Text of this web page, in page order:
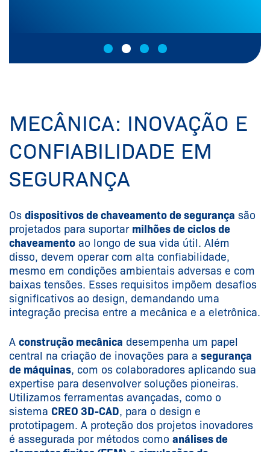
MECÂNICA: INOVAÇÃO E
CONFIABILIDADE EM
SEGURANÇA
Os dispositivos de chaveamento de segurança são
projetados para suportar milhões de ciclos de
chaveamento ao longo de sua vida útil. Além
disso, devem operar com alta confiabilidade,
mesmo em condições ambientais adversas e com
baixas tensões. Esses requisitos impõem desafios
significativos ao design, demandando uma
integração precisa entre a mecânica e a eletrônica.
A construção mecânica desempenha um papel
central na criação de inovações para a segurança
de máquinas, com os colaboradores aplicando sua
expertise para desenvolver soluções pioneiras.
Utilizamos ferramentas avançadas, como o
sistema CREO 3D-CAD, para o design e
prototipagem. A proteção dos projetos inovadores
é assegurada por métodos como análises de